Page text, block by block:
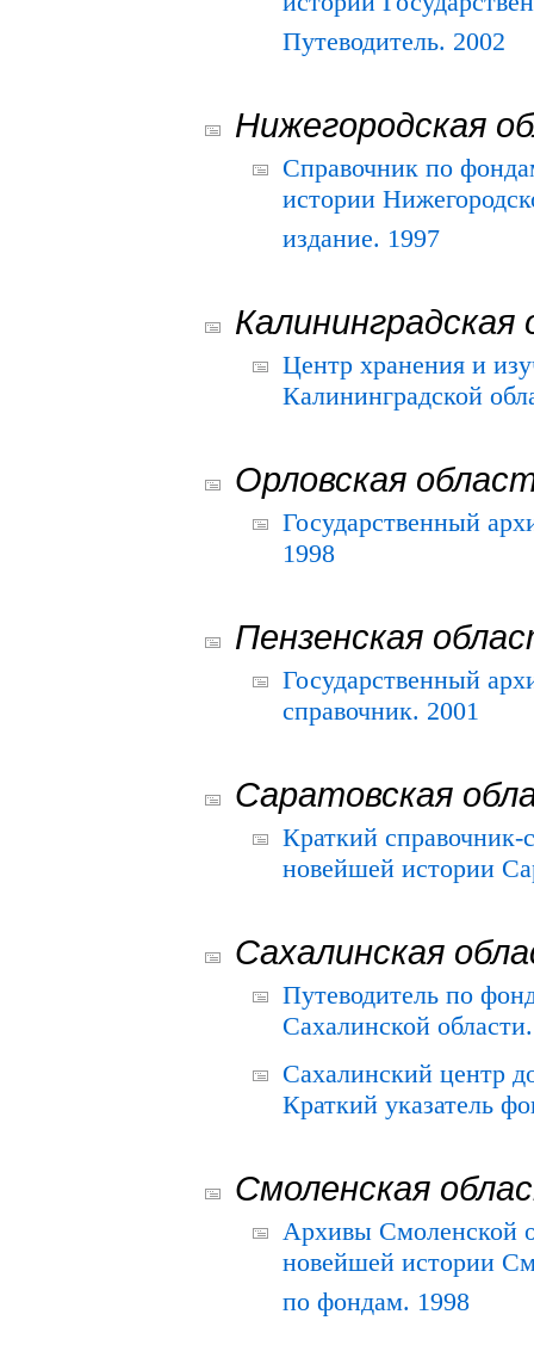
Путеводитель. 2002
Нижегородская
Справочник по
истории
издание. 1997
Калининградская
Центр хранения и
Калининградской
Орловская
Государственный
1998
Пензенская
Государственный
справочник. 2001
Саратовская
Краткий
новейшей истории
Сахалинская
Путеводитель по
Сахалинской
Сахалинский центр
Краткий указатель
Смоленская
Архивы Смоленской
новейшей истории
по фондам. 1998